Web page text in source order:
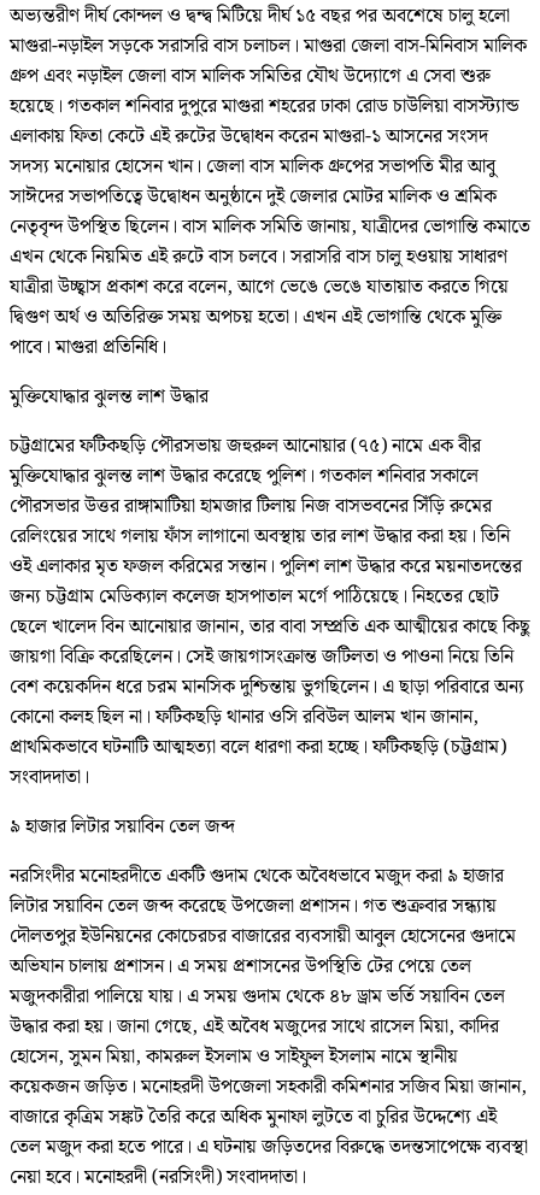
অভ্যন্তরীণ দীর্ঘ কোন্দল ও দ্বন্দ্ব মিটিয়ে দীর্ঘ ১৫ বছর পর অবশেষে চালু হলো
মাগুরা-নড়াইল সড়কে সরাসরি বাস চলাচল। মাগুরা জেলা বাস-মিনিবাস মালিক
গ্রুপ এবং নড়াইল জেলা বাস মালিক সমিতির যৌথ উদ্যোগে এ সেবা শুরু
হয়েছে। গতকাল শনিবার দুপুরে মাগুরা শহরের ঢাকা রোড চাউলিয়া বাসস্ট্যান্ড
এলাকায় ফিতা কেটে এই রুটের উদ্বোধন করেন মাগুরা-১ আসনের সংসদ
সদস্য মনোয়ার হোসেন খান। জেলা বাস মালিক গ্রুপের সভাপতি মীর আবু
সাঈদের সভাপতিত্বে উদ্বোধন অনুষ্ঠানে দুই জেলার মোটর মালিক ও শ্রমিক
নেতৃবৃন্দ উপস্থিত ছিলেন। বাস মালিক সমিতি জানায়, যাত্রীদের ভোগান্তি কমাতে
এখন থেকে নিয়মিত এই রুটে বাস চলবে। সরাসরি বাস চালু হওয়ায় সাধারণ
যাত্রীরা উচ্ছ্বাস প্রকাশ করে বলেন, আগে ভেঙে ভেঙে যাতায়াত করতে গিয়ে
দ্বিগুণ অর্থ ও অতিরিক্ত সময় অপচয় হতো। এখন এই ভোগান্তি থেকে মুক্তি
পাবে। মাগুরা প্রতিনিধি।
মুক্তিযোদ্ধার ঝুলন্ত লাশ উদ্ধার
চট্টগ্রামের ফটিকছড়ি পৌরসভায় জহুরুল আনোয়ার (৭৫) নামে এক বীর
মুক্তিযোদ্ধার ঝুলন্ত লাশ উদ্ধার করেছে পুলিশ। গতকাল শনিবার সকালে
পৌরসভার উত্তর রাঙ্গামাটিয়া হামজার টিলায় নিজ বাসভবনের সিঁড়ি রুমের
রেলিংয়ের সাথে গলায় ফাঁস লাগানো অবস্থায় তার লাশ উদ্ধার করা হয়। তিনি
ওই এলাকার মৃত ফজল করিমের সন্তান। পুলিশ লাশ উদ্ধার করে ময়নাতদন্তের
জন্য চট্টগ্রাম মেডিক্যাল কলেজ হাসপাতাল মর্গে পাঠিয়েছে। নিহতের ছোট
ছেলে খালেদ বিন আনোয়ার জানান, তার বাবা সম্প্রতি এক আত্মীয়ের কাছে কিছু
জায়গা বিক্রি করেছিলেন। সেই জায়গাসংক্রান্ত জটিলতা ও পাওনা নিয়ে তিনি
বেশ কয়েকদিন ধরে চরম মানসিক দুশ্চিন্তায় ভুগছিলেন। এ ছাড়া পরিবারে অন্য
কোনো কলহ ছিল না। ফটিকছড়ি থানার ওসি রবিউল আলম খান জানান,
প্রাথমিকভাবে ঘটনাটি আত্মহত্যা বলে ধারণা করা হচ্ছে। ফটিকছড়ি (চট্টগ্রাম)
সংবাদদাতা।
৯ হাজার লিটার সয়াবিন তেল জব্দ
নরসিংদীর মনোহরদীতে একটি গুদাম থেকে অবৈধভাবে মজুদ করা ৯ হাজার
লিটার সয়াবিন তেল জব্দ করেছে উপজেলা প্রশাসন। গত শুক্রবার সন্ধ্যায়
দৌলতপুর ইউনিয়নের কোচেরচর বাজারের ব্যবসায়ী আবুল হোসেনের গুদামে
অভিযান চালায় প্রশাসন। এ সময় প্রশাসনের উপস্থিতি টের পেয়ে তেল
মজুদকারীরা পালিয়ে যায়। এ সময় গুদাম থেকে ৪৮ ড্রাম ভর্তি সয়াবিন তেল
উদ্ধার করা হয়। জানা গেছে, এই অবৈধ মজুদের সাথে রাসেল মিয়া, কাদির
হোসেন, সুমন মিয়া, কামরুল ইসলাম ও সাইফুল ইসলাম নামে স্থানীয়
কয়েকজন জড়িত। মনোহরদী উপজেলা সহকারী কমিশনার সজিব মিয়া জানান,
বাজারে কৃত্রিম সঙ্কট তৈরি করে অধিক মুনাফা লুটতে বা চুরির উদ্দেশ্যে এই
তেল মজুদ করা হতে পারে। এ ঘটনায় জড়িতদের বিরুদ্ধে তদন্তসাপেক্ষে ব্যবস্থা
নেয়া হবে। মনোহরদী (নরসিংদী) সংবাদদাতা।